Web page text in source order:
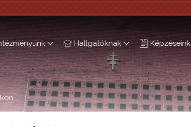
Hallgatóknak Képzéseink